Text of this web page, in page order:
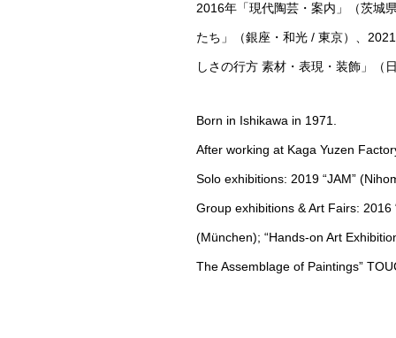
2016年「現代陶芸・案内」（茨城
たち」（銀座・和光 / 東京）、
しさの行方 素材・表現・装飾」（
Born in Ishikawa in 1971.
After working at Kaga Yuzen
Solo exhibitions: 2019 “JAM”
Group exhibitions & Art Fairs:
(München); “Hands-on Art
The Assemblage of Paintings”